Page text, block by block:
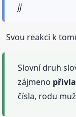
jj
Svou reakci k
Slovní druh
zájmeno
čísla, rodu